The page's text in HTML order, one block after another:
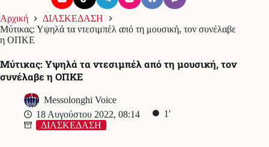
Αρχική
ΔΙΑΣΚΕΔΑΣΗ
Μύτικας: Υψηλά τα ντεσιμπέλ από τη μουσική, τον συνέλαβε
η ΟΠΚΕ
Μύτικας: Υψηλά τα ντεσιμπέλ από τη μουσική, τον
συνέλαβε η ΟΠΚΕ
Messolonghi Voice
18 Αυγούστου 2022, 08:14
1′
ΔΙΑΣΚΕΔΑΣΗ